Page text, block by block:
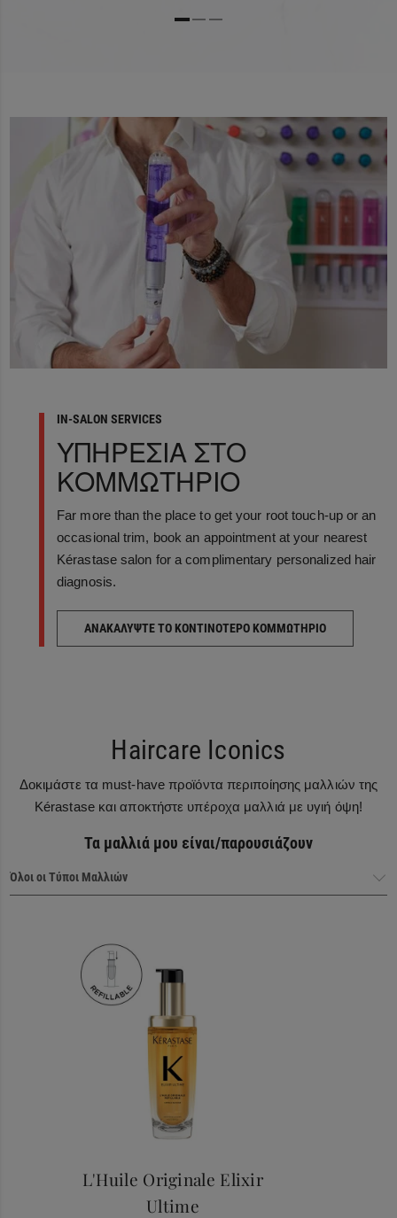
IN-SALON SERVICES
ΥΠΗΡΕΣΙΑ ΣΤΟ
ΚΟΜΜΩΤΗΡΙΟ
Far more than the place to get your root touch-up or an
occasional trim, book an appointment at your nearest
Kérastase salon for a complimentary personalized hair
diagnosis.
ΑΝΑΚΑΛΥΨΤΕ ΤΟ ΚΟΝΤΙΝΟΤΕΡΟ ΚΟΜΜΩΤΗΡΙΟ
Haircare Iconics
Δοκιμάστε τα must-have προϊόντα περιποίησης μαλλιών της
Kérastase και αποκτήστε υπέροχα μαλλιά με υγιή όψη!
Τα μαλλιά μου είναι/παρουσιάζουν
Haircare Heroes
L'Huile Originale Elixir
Ultime